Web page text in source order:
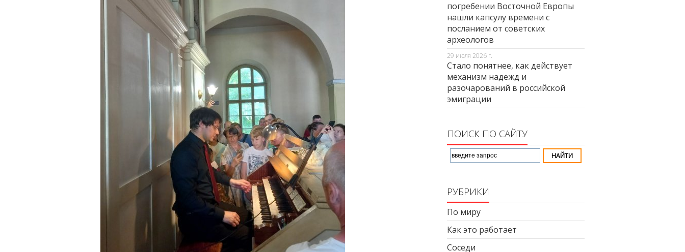
погребении Восточной Европы
нашли капсулу времени с
посланием от советских
археологов
29 июля 2026 г.
Стало понятнее, как действует
механизм надежд и
разочарований в российской
эмиграции
ПОИСК ПО САЙТУ
РУБРИКИ
По миру
Как это работает
Соседи